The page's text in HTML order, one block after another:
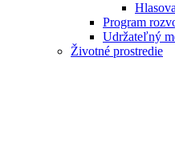
Program
Udržateľný
Životné prostredie